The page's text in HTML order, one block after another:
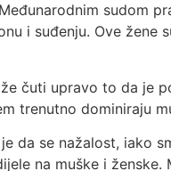
sudom
i suđenju. Ove žene
čuti upravo to da je
trenutno dominiraju
da se nažalost, iako
na muške i ženske.